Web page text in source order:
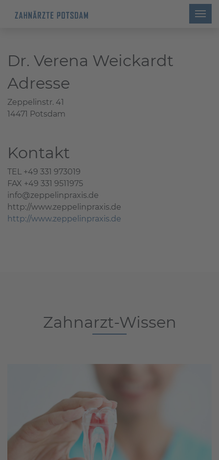
Dr. Verena Weickardt
Adresse
Zeppelinstr. 41
14471 Potsdam
Kontakt
TEL +49 331 973019
FAX +49 331 9511975
info@zeppelinpraxis.de
http://www.zeppelinpraxis.de
http://www.zeppelinpraxis.de
Zahnarzt-Wissen